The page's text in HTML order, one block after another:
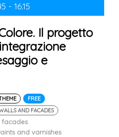
- 16.15
Il progetto
e
FREE
AND FACADES
facades
and varnishes